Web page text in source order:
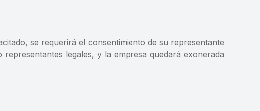
se requerirá el consentimiento de su representante
legales, y la empresa quedará exonerada